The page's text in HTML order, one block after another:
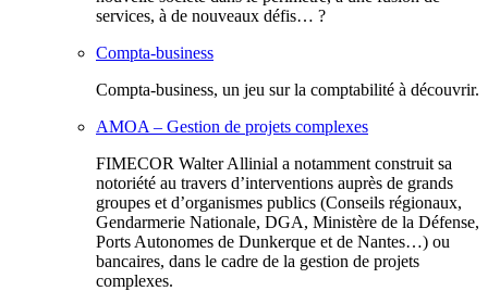
services, à de nouveaux défis… ?
Compta-business
Compta-business, un jeu sur la comptabilité à découvrir.
AMOA – Gestion de projets complexes
FIMECOR Walter Allinial a notamment construit sa
notoriété au travers d’interventions auprès de grands
groupes et d’organismes publics (Conseils régionaux,
Gendarmerie Nationale, DGA, Ministère de la Défense,
Ports Autonomes de Dunkerque et de Nantes…) ou
bancaires, dans le cadre de la gestion de projets
complexes.